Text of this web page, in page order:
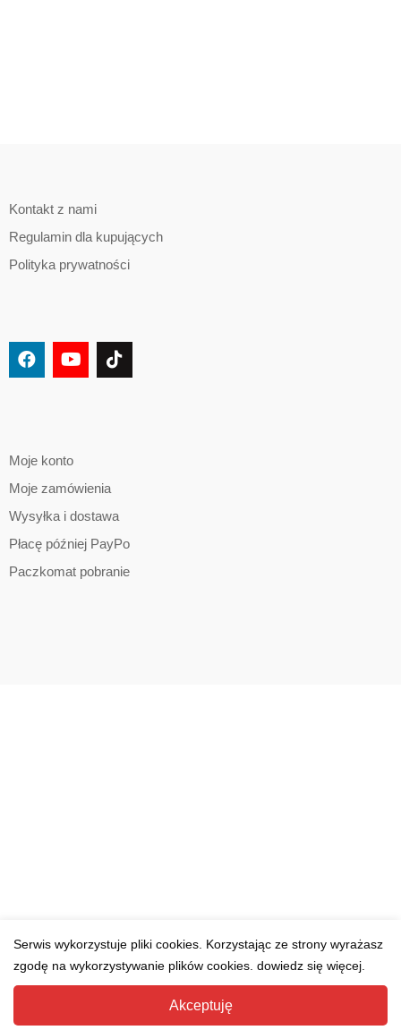
Kontakt z nami
Regulamin dla kupujących
Polityka prywatności
Moje konto
Moje zamówienia
Wysyłka i dostawa
Płacę później PayPo
Paczkomat pobranie
Serwis wykorzystuje pliki cookies. Korzystając ze strony wyrażasz
zgodę na wykorzystywanie plików cookies. dowiedz się więcej.
Akceptuję